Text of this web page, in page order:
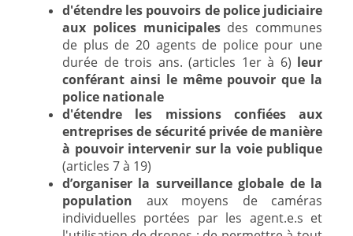
d'étendre les pouvoirs de police judiciaire
aux polices municipales des communes
de plus de 20 agents de police pour une
durée de trois ans. (articles 1er à 6) leur
conférant ainsi le même pouvoir que la
police nationale
d'étendre les missions confiées aux
entreprises de sécurité privée de manière
à pouvoir intervenir sur la voie publique
(articles 7 à 19)
d’organiser la surveillance globale de la
population aux moyens de caméras
individuelles portées par les agent.e.s et